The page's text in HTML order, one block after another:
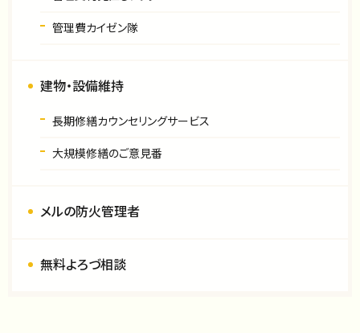
管理費カイゼン隊
建物・設備維持
長期修繕カウンセリングサービス
大規模修繕のご意見番
メルの防火管理者
無料よろづ相談